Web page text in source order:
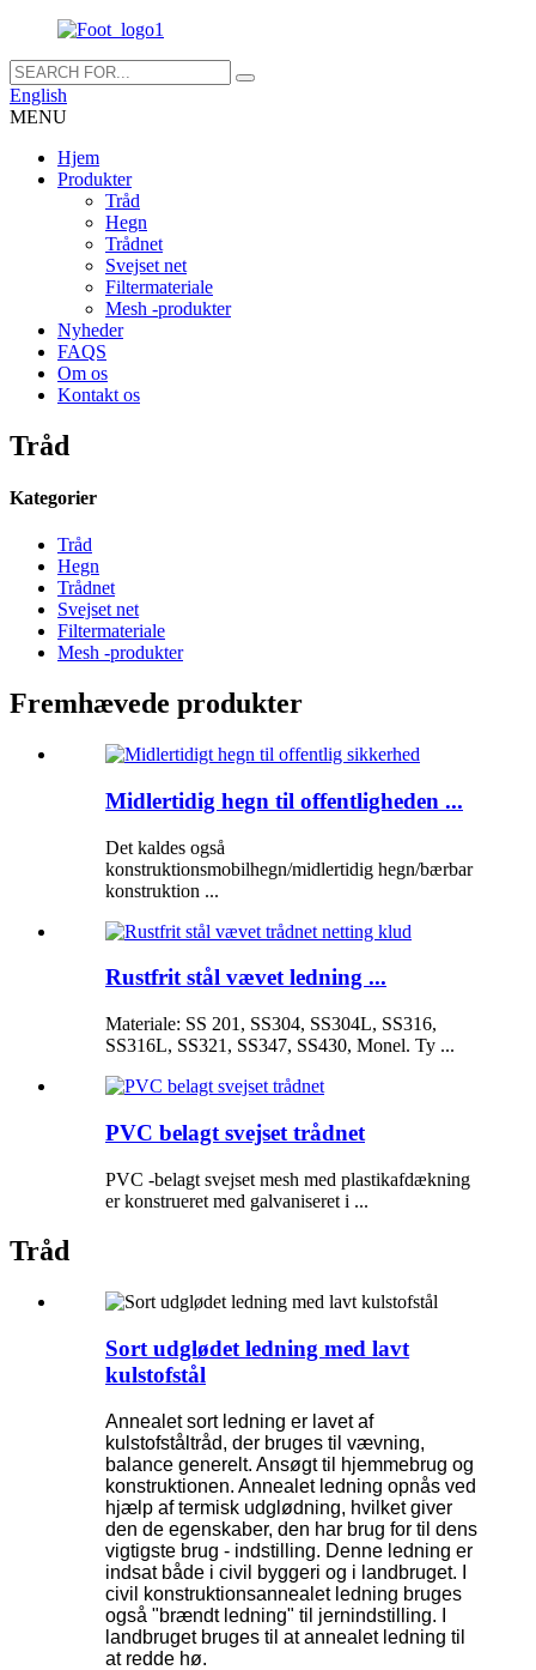
English
MENU
Hjem
Produkter
Tråd
Hegn
Trådnet
Svejset net
Filtermateriale
Mesh -produkter
Nyheder
FAQS
Om os
Kontakt os
Tråd
Kategorier
Tråd
Hegn
Trådnet
Svejset net
Filtermateriale
Mesh -produkter
Fremhævede produkter
Midlertidig hegn til offentligheden ...
Det kaldes også
konstruktionsmobilhegn/midlertidig hegn/bærbar
konstruktion ...
Rustfrit stål vævet ledning ...
Materiale: SS 201, SS304, SS304L, SS316,
SS316L, SS321, SS347, SS430, Monel. Ty ...
PVC belagt svejset trådnet
PVC -belagt svejset mesh med plastikafdækning
er konstrueret med galvaniseret i ...
Tråd
Sort udglødet ledning med lavt
kulstofstål
Annealet sort ledning er lavet af
kulstofståltråd, der bruges til vævning,
balance generelt. Ansøgt til hjemmebrug og
konstruktionen. Annealet ledning opnås ved
hjælp af termisk udglødning, hvilket giver
den de egenskaber, den har brug for til dens
vigtigste brug - indstilling. Denne ledning er
indsat både i civil byggeri og i landbruget. I
civil konstruktionsannealet ledning bruges
også "brændt ledning" til jernindstilling. I
landbruget bruges til at annealet ledning til
at redde hø.